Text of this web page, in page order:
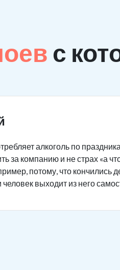
с
алкоголь по
за компанию и не страх «а
потому, что кончились
человек выходит из него